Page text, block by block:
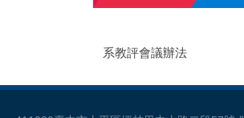
系教評會議辦法